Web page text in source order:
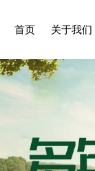
首页 关于我们